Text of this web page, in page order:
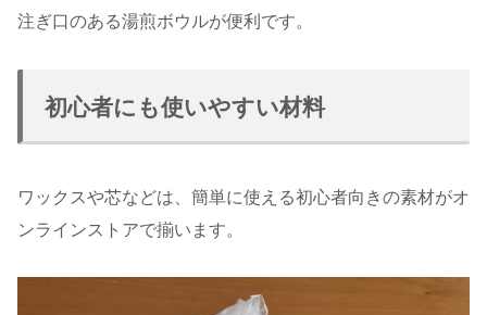
注ぎ口のある湯煎ボウルが便利です。
初心者にも使いやすい材料
ワックスや芯などは、簡単に使える初心者向きの素材がオ
ンラインストアで揃います。